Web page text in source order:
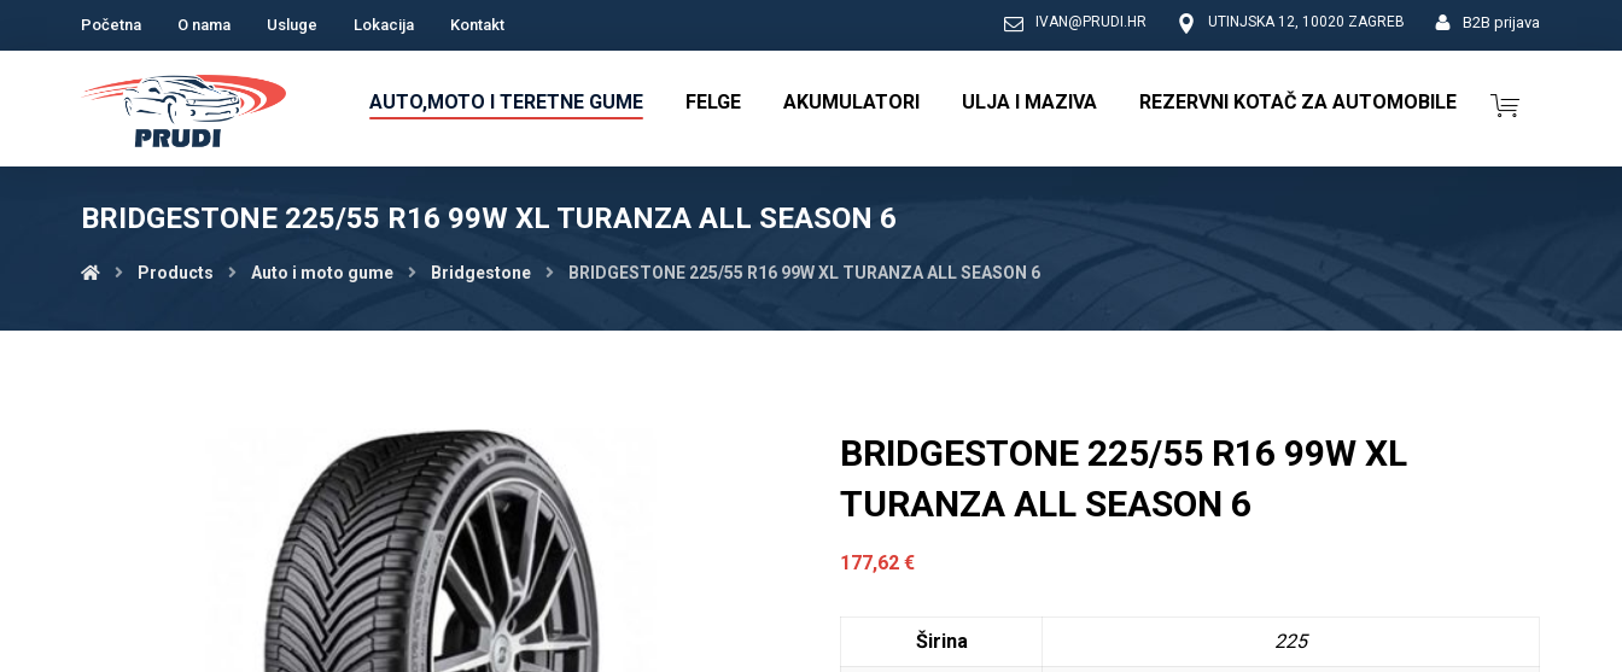
Početna O nama Usluge Lokacija Kontakt B2B prijava
UTINJSKA 12, 10020 ZAGREB
IVAN@PRUDI.HR
AUTO,MOTO I TERETNE GUME FELGE AKUMULATORI ULJA I MAZIVA REZERVNI KOTAČ ZA AUTOMOBILE
BRIDGESTONE 225/55 R16 99W XL TURANZA ALL SEASON 6
Products Auto i moto gume Bridgestone BRIDGESTONE 225/55 R16 99W XL TURANZA ALL SEASON 6
BRIDGESTONE 225/55 R16 99W XL
TURANZA ALL SEASON 6
177,62€
Širina 225